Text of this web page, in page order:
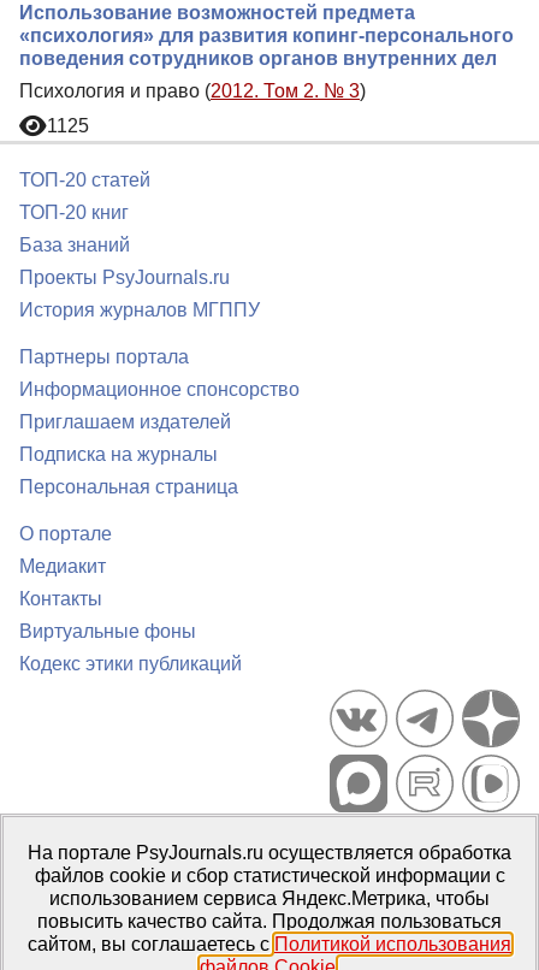
Использование возможностей предмета
«психология» для развития копинг-персонального
поведения сотрудников органов внутренних дел
Психология и право (2012. Том 2. № 3)
1125
ТОП-20 статей
ТОП-20 книг
База знаний
Проекты PsyJournals.ru
История журналов МГППУ
Партнеры портала
Информационное спонсорство
Приглашаем издателей
Подписка на журналы
Персональная страница
О портале
Медиакит
Контакты
Виртуальные фоны
Кодекс этики публикаций
Портал психологических изданий PsyJournals.ru, 2007–2026
Правила использования материалов
Свидетельство регистрации СМИЭл № ФС77-66447 от 14 июля
2016 г.
Издатель: ФГБОУ ВО МГППУ
На портале PsyJournals.ru осуществляется обработка
файлов cookie и сбор статистической информации с
использованием сервиса Яндекс.Метрика, чтобы
повысить качество сайта. Продолжая пользоваться
сайтом, вы соглашаетесь с Политикой использования